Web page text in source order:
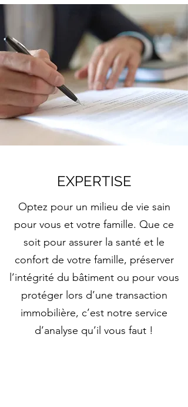
EXPERTISE
Optez pour un milieu de vie sain
pour vous et votre famille. Que ce
soit pour assurer la santé et le
confort de votre famille, préserver
l’intégrité du bâtiment ou pour vous
protéger lors d’une transaction
immobilière, c’est notre service
d’analyse qu’il vous faut !